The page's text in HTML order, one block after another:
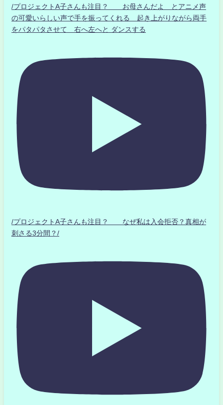
/プロジェクトA子さんも注目？ お母さんだよ とアニメ声
の可愛いらしい声で手を振ってくれる 起き上がりながら両手
をパタパタさせて 右へ左へと ダンスする
/プロジェクトA子さんも注目？ なぜ私は入会拒否？真相が
刺さる3分間？/